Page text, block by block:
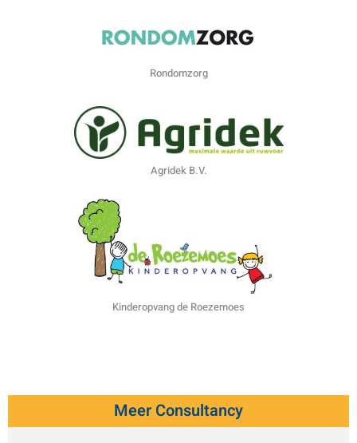
Rondomzorg
Agridek B.V.
Kinderopvang de Roezemoes
Meer Consultancy